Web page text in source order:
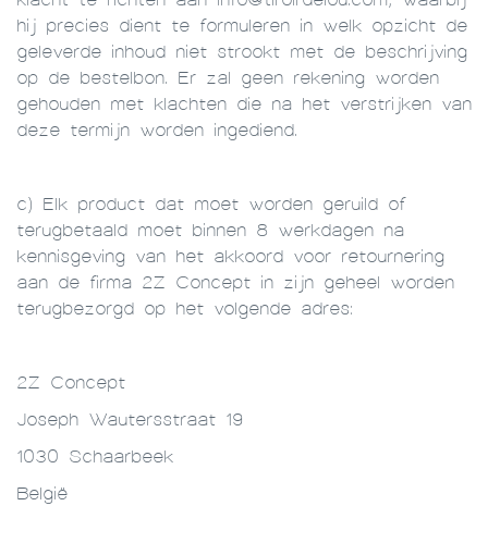
hij precies dient te formuleren in welk opzicht de
geleverde inhoud niet strookt met de beschrijving
op de bestelbon. Er zal geen rekening worden
gehouden met klachten die na het verstrijken van
deze termijn worden ingediend.
c) Elk product dat moet worden geruild of
terugbetaald moet binnen 8 werkdagen na
kennisgeving van het akkoord voor retournering
aan de firma 2Z Concept in zijn geheel worden
terugbezorgd op het volgende adres:
2Z Concept
Joseph Wautersstraat 19
1030 Schaarbeek
België